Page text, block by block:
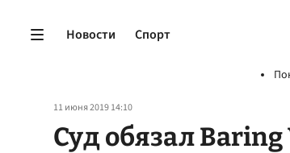
Новости Спорт
11 июня 2019 14:10
Суд обязал